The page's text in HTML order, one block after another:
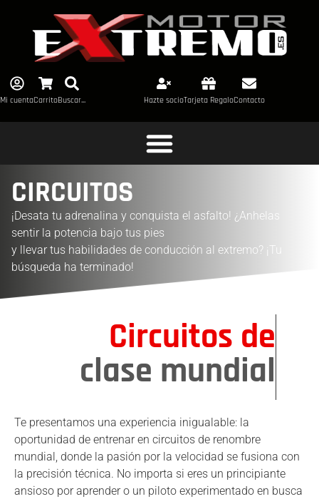
Mi cuentaCarritoBuscar... Hazte socioTarjeta RegaloContacto
CIRCUITOS
¡Desata tu adrenalina y conquista el asfalto! ¿Anhelas
sentir la potencia bajo tus pies
y llevar tus habilidades de conducción al extremo? ¡Tu
búsqueda ha terminado!
Circuitos de
clase mundial
Te presentamos una experiencia inigualable: la
oportunidad de entrenar en circuitos de renombre
mundial, donde la pasión por la velocidad se fusiona con
la precisión técnica. No importa si eres un principiante
ansioso por aprender o un piloto experimentado en busca